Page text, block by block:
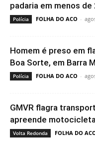
padaria em menos de
Polícia FOLHA DO ACO -
Homem é preso em
Boa Sorte, em Barra
Polícia FOLHA DO ACO -
GMVR flagra
apreende
Volta Redonda FOLHA DO